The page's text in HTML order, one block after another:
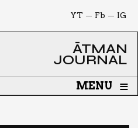
IG
Fb
YT
ĀTMAN
JOURNAL
MENU ≡